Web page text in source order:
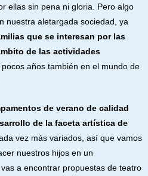
ellas sin pena ni gloria. Pero algo
nuestra aletargada sociedad, ya
que se interesan por las
de las actividades
años también en el mundo de
de verano de calidad
de la faceta artística de
vez más variados, así que vamos
nuestros hijos en un
a encontrar propuestas de teatro